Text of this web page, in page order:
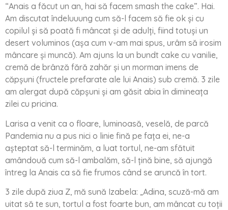
“Anais a făcut un an, hai să facem smash the cake”. Hai.
Am discutat îndeluuung cum să-l facem să fie ok și cu
copilul și să poată fi mâncat și de adulți, fiind totuși un
desert voluminos (așa cum v-am mai spus, urâm să irosim
mâncare și muncă). Am ajuns la un bundt cake cu vanilie,
cremă de brânză fără zahăr și un morman imens de
căpșuni (fructele prefarate ale lui Anais) sub cremă. 3 zile
am alergat după căpșuni și am găsit abia în dimineața
zilei cu pricina.
Larisa a venit ca o floare, luminoasă, veselă, de parcă
Pandemia nu a pus nici o linie fină pe fața ei, ne-a
așteptat să-l terminăm, a luat tortul, ne-am sfătuit
amândouă cum să-l ambalăm, să-l țină bine, să ajungă
întreg la Anais ca să fie frumos când se aruncă în tort.
3 zile după ziua Z, mă sună Izabela: „Adina, scuză-mă am
uitat să te sun, tortul a fost foarte bun, am mâncat cu toții